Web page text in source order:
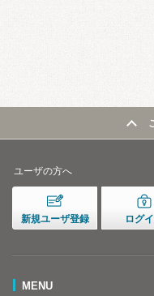
ユーザの方へ
新規ユーザ登録 ログ
MENU